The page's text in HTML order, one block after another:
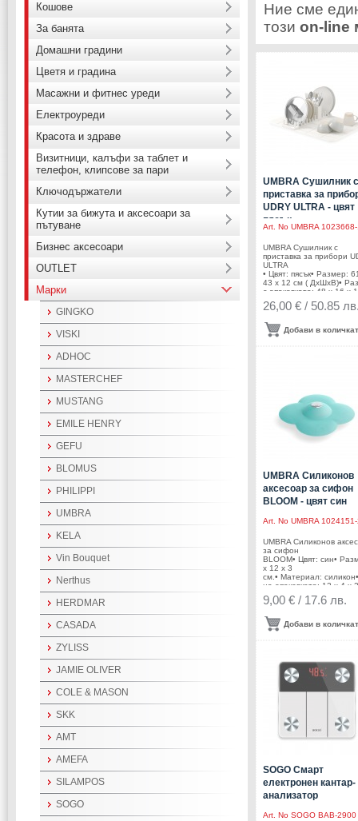
Ние сме
този on-line
UMBRA Сушилник с
приставка за
UDRY ULTRA - цвят
пясък
Art. No UMBRA
UMBRA Сушилник с
приставка за прибори
ULTRA
• Цвят: пясък• Размер:
43 х 12 cм ( ДхШхВ)•
с опаковката: 48 х 16 х
(ДхШхВ)• Тегло: 0,45
кг• Лесен за сгъване и
стойка за чинии и
прибори: полипропилен
UMBRA /
UMBRA STUDIO
26,00 € / 50.85
Добави в
UMBRA Силиконов
аксесоар за сифон
BLOOM - цвят син
Art. No UMBRA
UMBRA Силиконов
за сифон
BLOOM• Цвят: син•
x 12 x 3
см.• Материал:
на опаковката: 12 х 4 х
см.Производител:
КанадаDESIGN: UMBRA
9,00 € / 17.6 лв.
Добави в
SOGO Смарт
електронен кантар-
анализатор
Art. No SOGO BAB-2900
Кошове
За банята
Домашни градини
Цветя и градина
Масажни и фитнес уреди
Електроуреди
Красота и здраве
Визитници, калъфи за таблет и
телефон, клипсове за пари
Ключодържатели
Кутии за бижута и аксесоари за
пътуване
Бизнес аксесоари
OUTLET
Марки
GINGKO
VISKI
ADHOC
MASTERCHEF
MUSTANG
EMILE HENRY
GEFU
BLOMUS
PHILIPPI
UMBRA
KELA
Vin Bouquet
Nerthus
HERDMAR
CASADA
ZYLISS
JAMIE OLIVER
COLE & MASON
SKK
AMT
AMEFA
SILAMPOS
SOGO